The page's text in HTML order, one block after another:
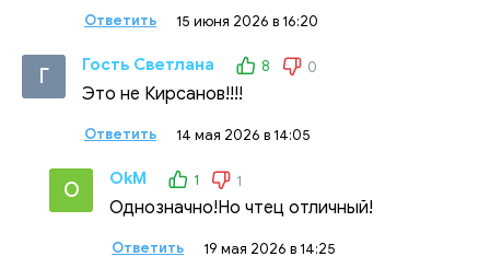
Ответить 15 июня 2026 в 16:20
Г Гость Светлана 8 0
Это не Кирсанов!!!!
Ответить 14 мая 2026 в 14:05
O OkM 1 1
Однозначно!Но чтец отличный!
Ответить 19 мая 2026 в 14:25